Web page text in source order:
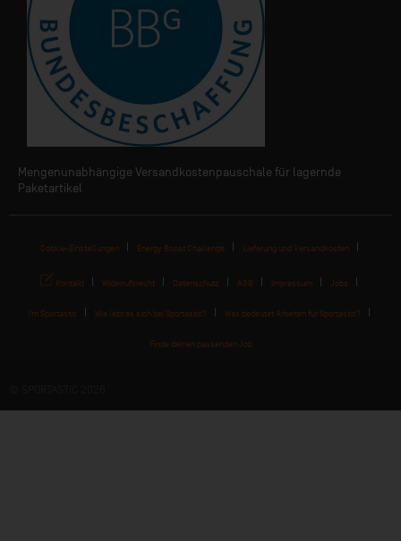
Mengenunabhängige Versandkostenpauschale für lagernde
Paketartikel
Cookie-Einstellungen Energy Boost Challenge Lieferung und Versandkosten
Kontakt Widerrufsrecht Datenschutz AGB Impressum Jobs
I'm Sportastic Wie lebt es sich bei Sportastic? Was bedeutet Arbeiten für Sportastic?
Finde deinen passenden Job